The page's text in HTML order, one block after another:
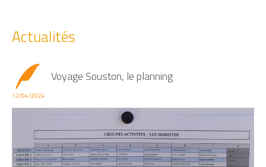
Facebook
Actualités
12/04/2024
Voyage Souston, le planning